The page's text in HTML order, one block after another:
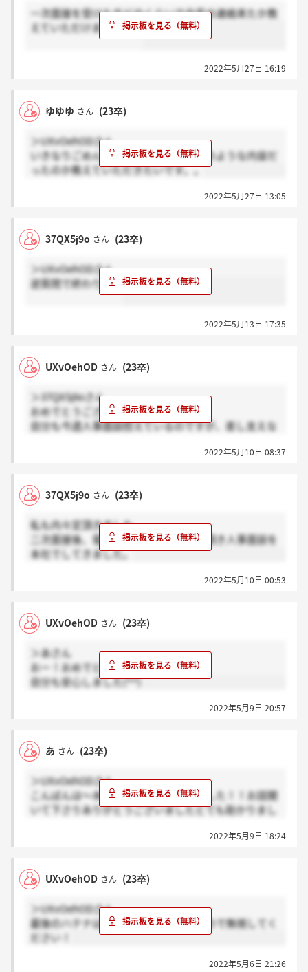
一次面接を受けた方どのくらいで合否の連絡来たか教
えていただけませんか！
2022年5月27日 16:19
ゆゆゆ さん (23卒)
＞UXvOehODさん
いきなりごめんなさい。一次面接はどのような内容だ
ったのか教えていただきたいです。。
2022年5月27日 13:05
37QX5j9o さん (23卒)
＞UXvOehODさん
逆質問で終わりです
2022年5月13日 17:35
UXvOehOD さん (23卒)
＞37QX5j9oさん
おめでとうございます！！
自分も今週人事面談控えているのですが、差し支えな
2022年5月10日 08:37
37QX5j9o さん (23卒)
私も内々定頂きました。
二次面接後、電話で内々定と知らせて頂き人事面談を
本社でしてきました。
2022年5月10日 00:53
UXvOehOD さん (23卒)
＞あさん
おー！おめでとうございます！
自分も安心しました(^^)
2022年5月9日 20:57
あ さん (23卒)
＞UXvOehODさん
こんばんは～本日通過のご連絡頂きました！！お話聞
いて下さりありがとうございましたとても助かりまし
2022年5月9日 18:24
UXvOehOD さん (23卒)
＞UXvOehODさん
最後のハテナは文字化けした絵文字なので無視してく
ださい！
2022年5月6日 21:26